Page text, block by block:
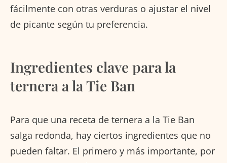
fácilmente con otras verduras o ajustar el nivel
de picante según tu preferencia.
Ingredientes clave para la
ternera a la Tie Ban
Para que una receta de ternera a la Tie Ban
salga redonda, hay ciertos ingredientes que no
pueden faltar. El primero y más importante, por